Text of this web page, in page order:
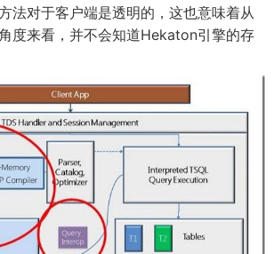
法对于客户端是透明的，这也意味着从
度来看，并不会知道Hekaton引擎的存